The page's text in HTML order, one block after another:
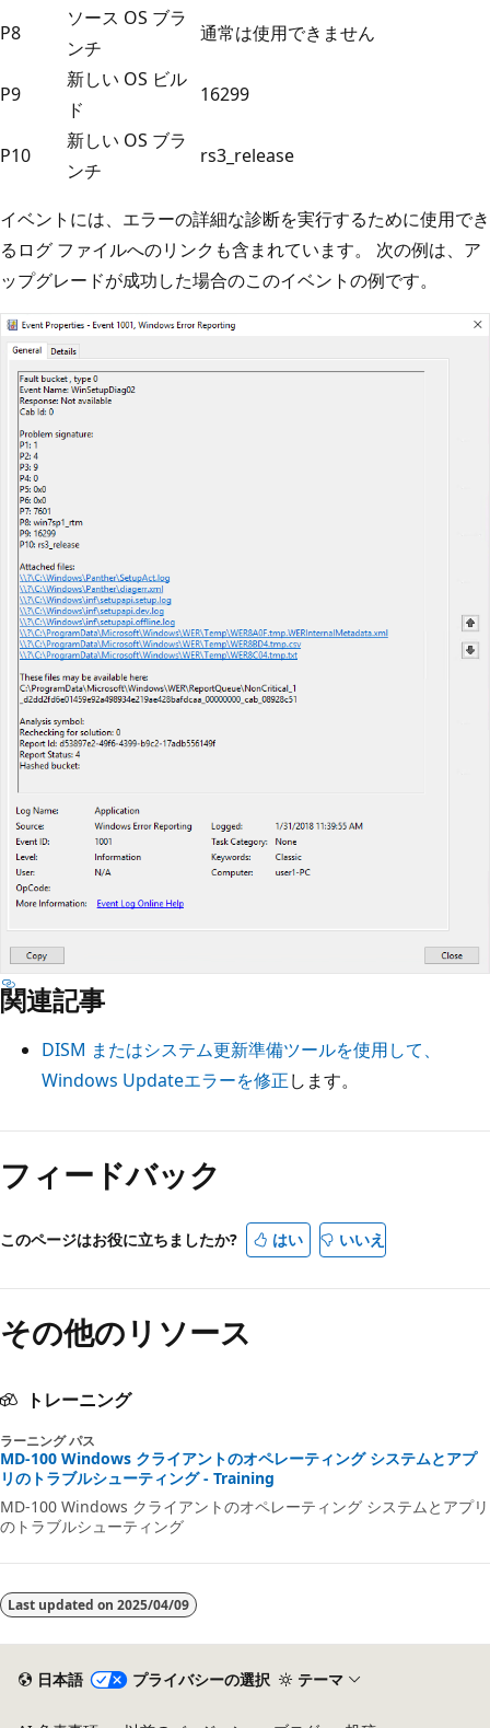
P8
ソース OS ブラ
ンチ
通常は使用できません
P9
新しい OS ビル
ド
16299
P10
新しい OS ブラ
ンチ
rs3_release
イベントには、エラーの詳細な診断を実行するために使用でき
るログ ファイルへのリンクも含まれています。 次の例は、ア
ップグレードが成功した場合のこのイベントの例です。
関連記事
DISM またはシステム更新準備ツールを使用して、
Windows Updateエラーを修正します。
フィードバック
このページはお役に立ちましたか? はい いいえ
その他のリソース
トレーニング
ラーニング パス
MD-100 Windows クライアントのオペレーティング システムとアプ
リのトラブルシューティング - Training
MD-100 Windows クライアントのオペレーティング システムとアプリ
のトラブルシューティング
Last updated on 2025/04/09
日本語 プライバシーの選択 テーマ